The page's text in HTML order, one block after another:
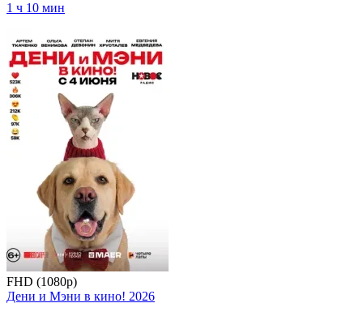
1 ч 10 мин
FHD (1080p)
Дени и Мэни в кино! 2026